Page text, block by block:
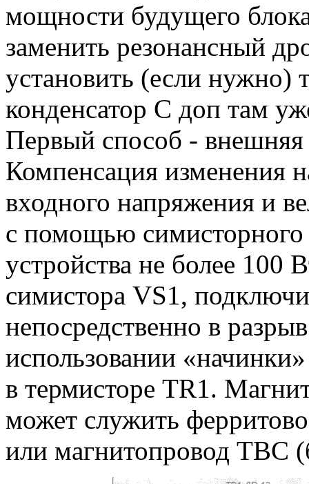
мощности будущего
заменить резонансный
установить (если нужно)
конденсатор С доп там
Первый способ - внешняя
Компенсация изменения
входного напряжения и
с помощью
устройства не более 100
симистора VS1,
непосредственно в
использовании
в термисторе TR1.
может служить
или магнитопровод ТВС